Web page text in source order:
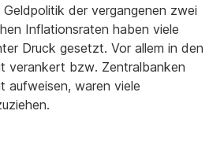
der vergangenen zwei
Inflationsraten haben viele
Druck gesetzt. Vor allem in den
verankert bzw. Zentralbanken
aufweisen, waren viele